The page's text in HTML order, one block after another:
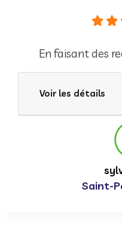
En faisant des
Voir les détails
Saint-